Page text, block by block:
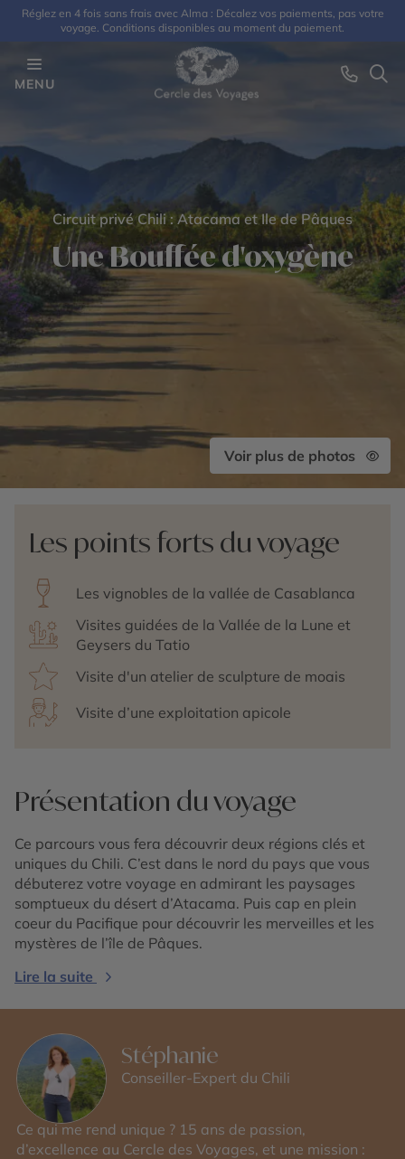
Réglez en 4 fois sans frais avec Alma : Décalez vos paiements, pas votre
voyage. Conditions disponibles au moment du paiement.
MENU
Circuit privé Chili : Atacama et Ile de Pâques
Une Bouffée d'oxygène
Voir plus de photos
Les points forts du voyage
Les vignobles de la vallée de Casablanca
Visites guidées de la Vallée de la Lune et
Geysers du Tatio
Visite d'un atelier de sculpture de moais
Visite d’une exploitation apicole
Présentation du voyage
Ce parcours vous fera découvrir deux régions clés et
uniques du Chili. C’est dans le nord du pays que vous
débuterez votre voyage en admirant les paysages
somptueux du désert d’Atacama. Puis cap en plein
coeur du Pacifique pour découvrir les merveilles et les
mystères de l’île de Pâques.
Lire la suite
Stéphanie
Conseiller-Expert du Chili
Ce qui me rend unique ? 15 ans de passion,
d’excellence au Cercle des Voyages, et une mission :